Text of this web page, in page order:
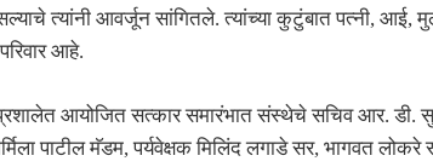
त्यांनी आवर्जून सांगितले. त्यांच्या कुटुंबात पत्नी, आई,
आहे.
प्रशालेत आयोजित सत्कार समारंभात संस्थेचे सचिव आर. डी.
पाटील मॅडम, पर्यवेक्षक मिलिंद लगाडे सर, भागवत